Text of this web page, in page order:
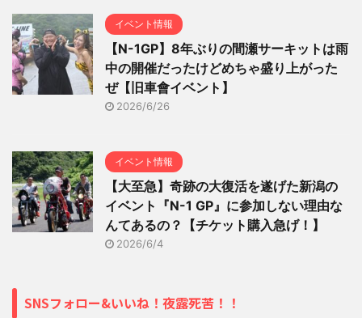
イベント情報
【N-1GP】8年ぶりの間瀬サーキットは雨
中の開催だったけどめちゃ盛り上がった
ぜ【旧車會イベント】
2026/6/26
イベント情報
【大至急】奇跡の大復活を遂げた新潟の
イベント『N-1 GP』に参加しない理由な
んてあるの？【チケット購入急げ！】
2026/6/4
SNSフォロー&いいね！夜露死苦！！